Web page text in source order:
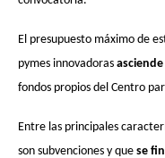
El presupuesto máximo de
pymes innovadoras
fondos propios del Centro
Entre las principales
son subvenciones y que se